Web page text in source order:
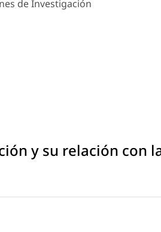
de Investigación
y su relación con